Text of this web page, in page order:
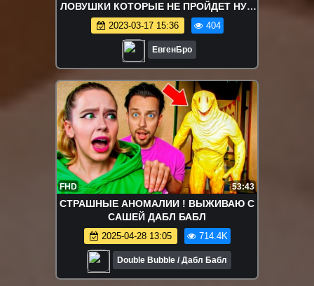
ЛОВУШКИ КОТОРЫЕ НЕ ПРОЙДЕТ НУБ
ВЫЖИВАНИЕ НУБА СЕКРЕТ MINECRAFT
2023-03-17 15:36 404
ЕвгенБро
FHD 53:43
СТРАШНЫЕ АНОМАЛИИ ! ВЫЖИВАЮ С
САШЕЙ ДАБЛ БАБЛ
2025-04-28 13:05 714.4K
Double Bubble / Дабл Бабл